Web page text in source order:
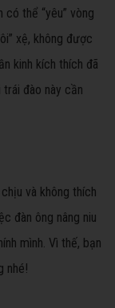
thể “yêu” vòng
xệ, không được
kinh kích thích đã
đào này cần
và không thích
đàn ông nâng niu
mình. Vì thế, bạn
nhé!